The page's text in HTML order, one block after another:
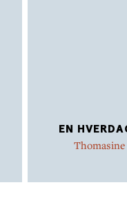
EN